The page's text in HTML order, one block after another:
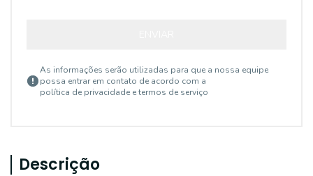
As informações serão utilizadas para que a nossa equipe
possa entrar em contato de acordo com a
política de privacidade e termos de serviço
Descrição